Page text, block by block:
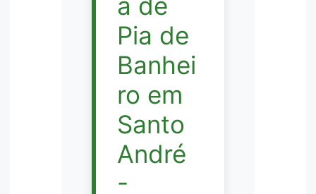
Pia de
Banhei
ro em
Santo
André
-